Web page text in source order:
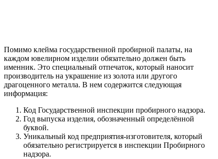
Помимо клейма государственной пробирной палаты, на
каждом ювелирном изделии обязательно должен быть
именник. Это специальный отпечаток, который наносит
производитель на украшение из золота или другого
драгоценного металла. В нем содержится следующая
информация:
Код Государственной инспекции пробирного надзора.
Год выпуска изделия, обозначенный определённой
буквой.
Уникальный код предприятия-изготовителя, который
обязательно регистрируется в инспекции Пробирного
надзора.